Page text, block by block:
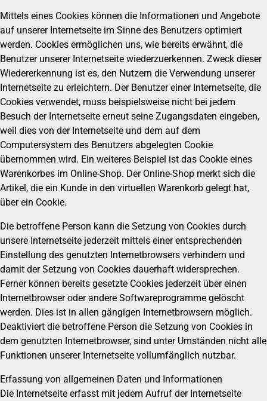
Mittels eines Cookies können die Informationen und Angebote
auf unserer Internetseite im Sinne des Benutzers optimiert
werden. Cookies ermöglichen uns, wie bereits erwähnt, die
Benutzer unserer Internetseite wiederzuerkennen. Zweck dieser
Wiedererkennung ist es, den Nutzern die Verwendung unserer
Internetseite zu erleichtern. Der Benutzer einer Internetseite, die
Cookies verwendet, muss beispielsweise nicht bei jedem
Besuch der Internetseite erneut seine Zugangsdaten eingeben,
weil dies von der Internetseite und dem auf dem
Computersystem des Benutzers abgelegten Cookie
übernommen wird. Ein weiteres Beispiel ist das Cookie eines
Warenkorbes im Online-Shop. Der Online-Shop merkt sich die
Artikel, die ein Kunde in den virtuellen Warenkorb gelegt hat,
über ein Cookie.
Die betroffene Person kann die Setzung von Cookies durch
unsere Internetseite jederzeit mittels einer entsprechenden
Einstellung des genutzten Internetbrowsers verhindern und
damit der Setzung von Cookies dauerhaft widersprechen.
Ferner können bereits gesetzte Cookies jederzeit über einen
Internetbrowser oder andere Softwareprogramme gelöscht
werden. Dies ist in allen gängigen Internetbrowsern möglich.
Deaktiviert die betroffene Person die Setzung von Cookies in
dem genutzten Internetbrowser, sind unter Umständen nicht alle
Funktionen unserer Internetseite vollumfänglich nutzbar.
Erfassung von allgemeinen Daten und Informationen
Die Internetseite erfasst mit jedem Aufruf der Internetseite